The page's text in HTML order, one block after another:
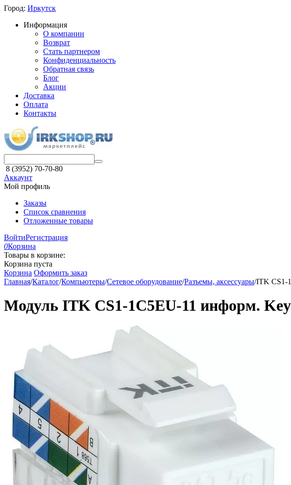
Город: Иркутск
Информация
О компании
Возврат
Стать партнером
Конфиденциальность
Обратная связь
Блог
Акции
Доставка
Оплата
Контакты
8 (3952) 70-70-80
Аккаунт
Мой профиль
Заказы
Список сравнения
Отложенные товары
ВойтиРегистрация
0Корзина
Товары в корзине:
Корзина пуста
Корзина Оформить заказ
Главная/Каталог/Компьютеры/Сетевое оборудование/Разъемы, аксессуары/ITK CS1-
Модуль ITK CS1-1C5EU-11 информ.